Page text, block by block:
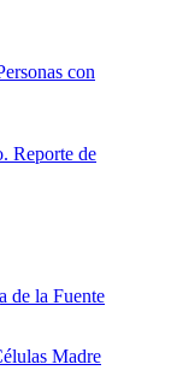
con
Reporte de
de la Fuente
Madre